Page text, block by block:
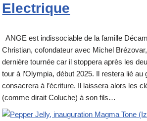
Electrique
ANGE est indissociable de la famille
Christian, cofondateur avec Michel
dernière tournée car il stoppera après les
tour à l’Olympia, début 2025. Il restera lié au
consacrera à l’écriture. Il laissera alors les
(comme dirait Coluche) à son fils…